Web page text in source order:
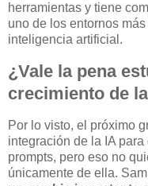
herramientas y tiene
uno de los entornos
inteligencia artificial.
¿Vale la pena
crecimiento de
Por lo visto, el próximo
integración de la IA
prompts, pero eso no
únicamente de ella.